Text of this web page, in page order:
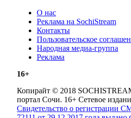
О нас
Реклама на SochiStream
Контакты
Пользовательское
Народная медиа-группа
Реклама
16+
Копирайт © 2018
портал Сочи. 16+ Сетевое
Свидетельство о